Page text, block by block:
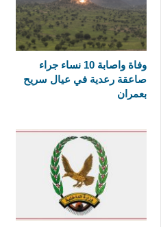
وفاة واصابة 10 نساء جراء
صاعقة رعدية في عيال سريح
بعمران